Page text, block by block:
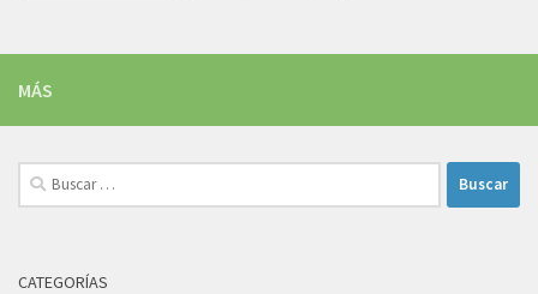
MÁS
Buscar:
CATEGORÍAS